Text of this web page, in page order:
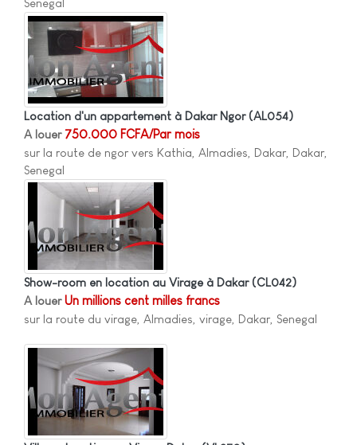
Senegal
Location d'un appartement à Dakar Ngor (AL054)
A louer 750.000 FCFA/Par mois
sur la route de ngor vers Kathia, Almadies, Dakar, Dakar,
Senegal
Show-room en location au Virage à Dakar (CL042)
A louerUn millions cent milles francs
sur la route du virage, Almadies, virage, Dakar, Senegal